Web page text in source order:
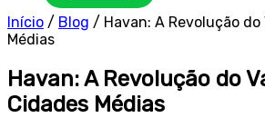
Início / Blog / Havan: A Revolução
Médias
Havan: A Revolução do
Cidades Médias